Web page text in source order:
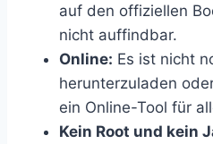
auf den offiziellen
nicht auffindbar.
Online: Es ist nicht
herunterzuladen
ein Online-Tool für
Kein Root und kein